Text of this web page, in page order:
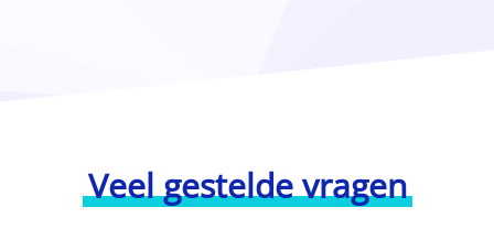
Veel gestelde vragen